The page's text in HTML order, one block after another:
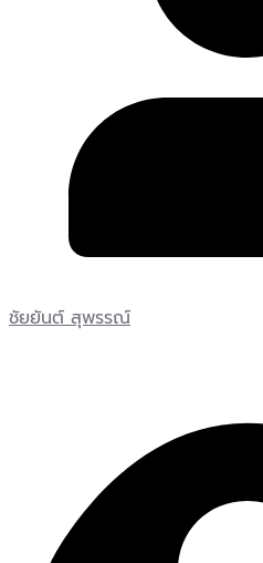
ชัยยันต์ สุพรรณ์